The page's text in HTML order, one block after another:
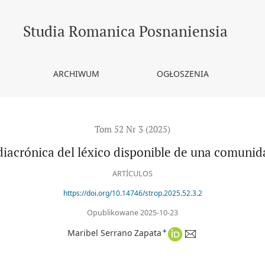
Studia Romanica Posnaniensia
ARCHIWUM OGŁOSZENIA
Tom 52 Nr 3 (2025)
del léxico disponible de una
ARTÍCULOS
https://doi.org/10.14746/strop.2025.52.3.2
Opublikowane 2025-10-23
Maribel Serrano Zapata +